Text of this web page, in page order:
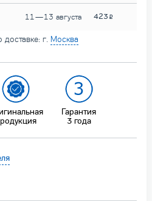
11 — 13 августа 423
г. Москва
Гарантия
3 года